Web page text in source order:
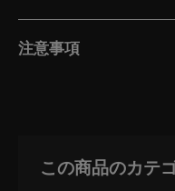
注意事項
この商品のカテ